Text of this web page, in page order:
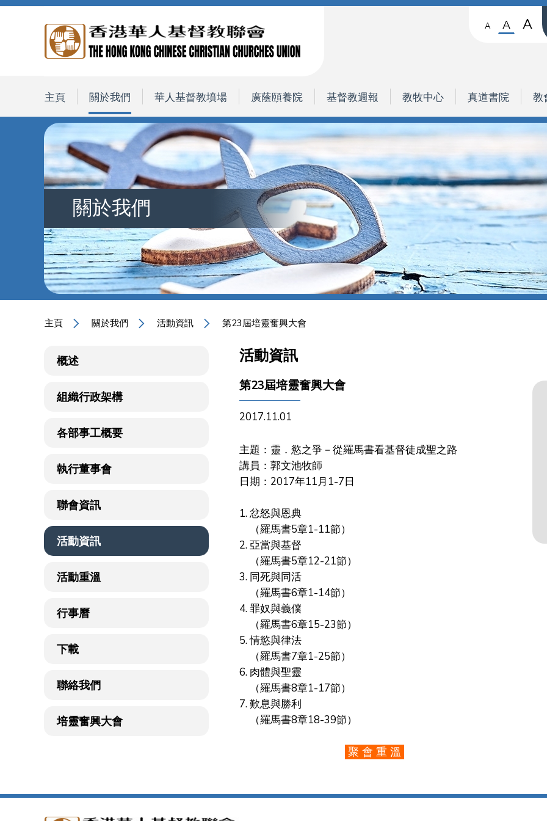
A A A
主頁 關於我們 華人基督教墳場 廣蔭頤養院 基督教週報 教牧中心 真道書院 教
關於我們
主頁 關於我們 活動資訊 第23屆培靈奮興大會
概述
組織行政架構
各部事工概要
執行董事會
聯會資訊
活動資訊
活動重溫
行事曆
下載
聯絡我們
培靈奮興大會
活動資訊
第23屆培靈奮興大會
2017.11.01
主題：靈．慾之爭－從羅馬書看基督徒成聖之路
講員：郭文池牧師
日期：2017年11月1-7日
1. 忿怒與恩典
（羅馬書5章1-11節）
2. 亞當與基督
（羅馬書5章12-21節）
3. 同死與同活
（羅馬書6章1-14節）
4. 罪奴與義僕
（羅馬書6章15-23節）
5. 情慾與律法
（羅馬書7章1-25節）
6. 肉體與聖靈
（羅馬書8章1-17節）
7. 歎息與勝利
（羅馬書8章18-39節）
聚 會 重 溫